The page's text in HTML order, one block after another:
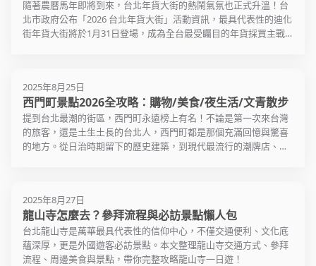
隨著農曆馬年即將到來，台北年貨大街的熱鬧氣氛也正式升溫！台
北市政府公布「2026 台北年貨大街」活動資訊，最具代表性的迪化
街年貨大街將於1月31日登場，成為全台最受矚目的年貨採買主戰
2025年8月25日
西門町景點2026全攻略：購物/美食/夜生活/文青散步
提到台北最潮的街區，西門町永遠榜上有名！不論是第一次來台灣
的旅客，還是土生土長的台北人，西門町都是那個充滿回憶與驚喜
的地方。從日治時期留下的歷史建築，到現代最流行的潮牌店、電
是觀光客，都能找到專屬於你的西門町旅行方式！
（Source:Unsplash｜Supasit Chantranon）
2025年8月27日
龍山寺怎麼去？參拜流程與必訪景點懶人包
台北龍山寺是萬華最具代表性的信仰中心，不僅交通便利、文化底
蘊深厚，更是外國遊客必訪景點。本文整理龍山寺交通方式、參拜
流程、周邊美食與景點，帶你完整攻略龍山寺一日遊！